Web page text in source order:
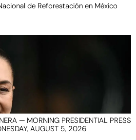
de Reforestación en México
— MORNING PRESIDENTIAL PRESS
AUGUST 5, 2026